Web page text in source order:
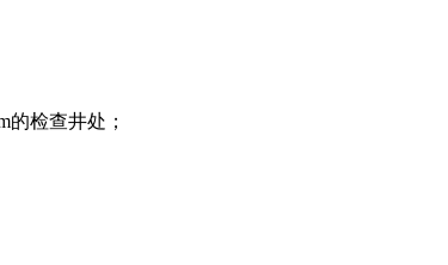
检查井处；